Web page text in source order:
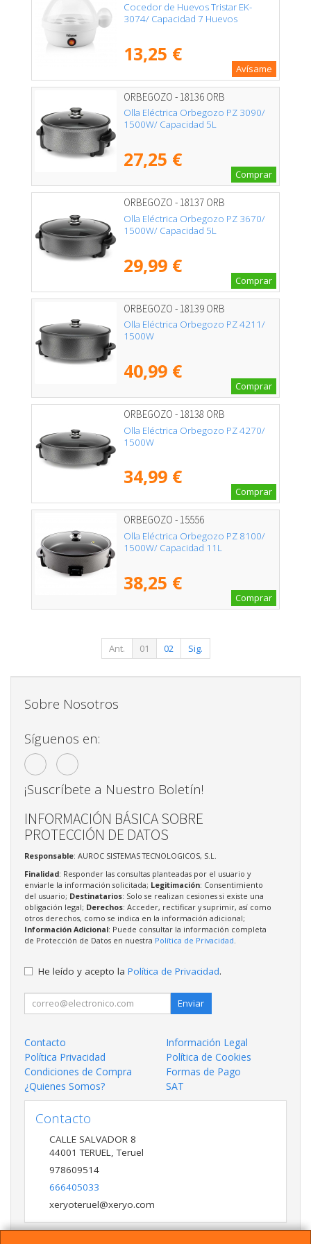
Cocedor de Huevos Tristar EK-
3074/ Capacidad 7 Huevos
13,25 €
Avísame
ORBEGOZO - 18136 ORB
Olla Eléctrica Orbegozo PZ 3090/
1500W/ Capacidad 5L
27,25 €
Comprar
ORBEGOZO - 18137 ORB
Olla Eléctrica Orbegozo PZ 3670/
1500W/ Capacidad 5L
29,99 €
Comprar
ORBEGOZO - 18139 ORB
Olla Eléctrica Orbegozo PZ 4211/
1500W
40,99 €
Comprar
ORBEGOZO - 18138 ORB
Olla Eléctrica Orbegozo PZ 4270/
1500W
34,99 €
Comprar
ORBEGOZO - 15556
Olla Eléctrica Orbegozo PZ 8100/
1500W/ Capacidad 11L
38,25 €
Comprar
Ant. 01 02 Sig.
Sobre Nosotros
Síguenos en:
¡Suscríbete a Nuestro Boletín!
INFORMACIÓN BÁSICA SOBRE
PROTECCIÓN DE DATOS
Responsable: AUROC SISTEMAS TECNOLOGICOS, S.L.
Finalidad: Responder las consultas planteadas por el usuario y
enviarle la información solicitada; Legitimación: Consentimiento
del usuario; Destinatarios: Solo se realizan cesiones si existe una
obligación legal; Derechos: Acceder, rectificar y suprimir, así como
otros derechos, como se indica en la información adicional;
Información Adicional: Puede consultar la información completa
de Protección de Datos en nuestra Política de Privacidad.
He leído y acepto la Política de Privacidad.
Enviar
Contacto
Información Legal
Política Privacidad
Política de Cookies
Condiciones de Compra
Formas de Pago
¿Quienes Somos?
SAT
Contacto
CALLE SALVADOR 8
44001 TERUEL,Teruel
978609514
666405033
xeryoteruel@xeryo.com